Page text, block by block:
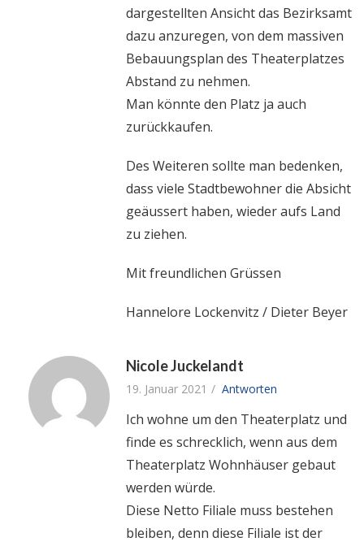
dargestellten Ansicht das Bezirksamt
dazu anzuregen, von dem massiven
Bebauungsplan des Theaterplatzes
Abstand zu nehmen.
Man könnte den Platz ja auch
zurückkaufen.
Des Weiteren sollte man bedenken,
dass viele Stadtbewohner die Absicht
geäussert haben, wieder aufs Land
zu ziehen.
Mit freundlichen Grüssen
Hannelore Lockenvitz / Dieter Beyer
Nicole Juckelandt
19. Januar 2021 Antworten
Ich wohne um den Theaterplatz und
finde es schrecklich, wenn aus dem
Theaterplatz Wohnhäuser gebaut
werden würde.
Diese Netto Filiale muss bestehen
bleiben, denn diese Filiale ist der